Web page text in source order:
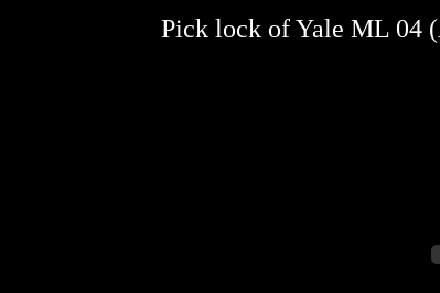
Pick lock of Yale ML 04